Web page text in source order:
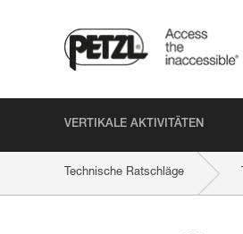
VERTIKALE AKTIVITÄTEN
Technische Ratschläge